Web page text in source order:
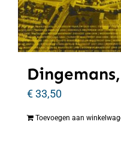
Dingemans,
€33,50
Toevoegen aan